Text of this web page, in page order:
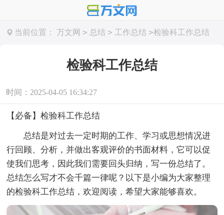
当前位置： 万文网 > 总结 > 工作总结 >检验科工作总结
检验科工作总结
时间：2025-04-05 16:34:27
【必备】检验科工作总结
总结是对过去一定时期的工作、学习或思想情况进
行回顾、分析，并做出客观评价的书面材料，它可以促
使我们思考，因此我们需要回头归纳，写一份总结了。
总结怎么写才不会千篇一律呢？以下是小编为大家整理
的检验科工作总结，欢迎阅读，希望大家能够喜欢。